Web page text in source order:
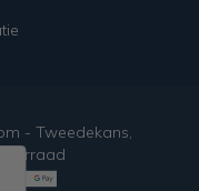
- Tweedekans,